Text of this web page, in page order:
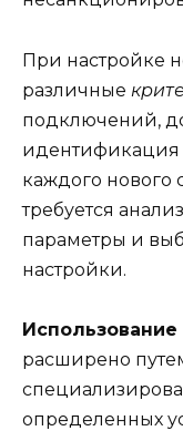
При настройке
различные
подключений,
идентификация
каждого
требуется
параметры и
настройки.
расширено
определенных